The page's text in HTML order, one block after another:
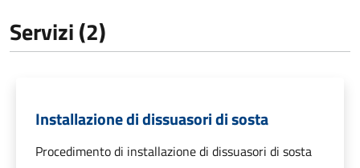
Servizi (2)
Installazione di dissuasori di sosta
Procedimento di installazione di dissuasori di sosta